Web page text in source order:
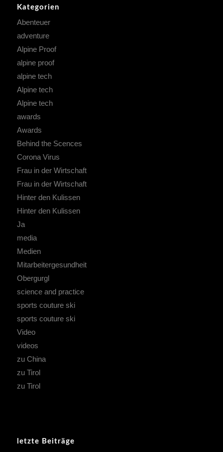
Kategorien
Abenteuer
adventure
Alpine Proof
alpine proof
alpine tech
Alpine tech
Alpine tech
awards
Awards
Behind the Scences
Corona Virus
Frau in der Wirtschaft
Frau in der Wirtschaft
Hinter den Kulissen
Hinter den Kulissen
Ja
media
Medien
Mitarbeitergesundheit
Obergurgl
science and practice
sports couture ski
sports couture ski
Video
videos
zu China
zu Tirol
zu Tirol
letzte Beiträge